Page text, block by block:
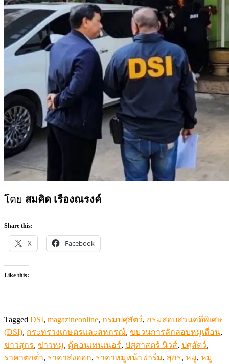
โดย สมคิด เรืองณรงค์
Share this:
X Facebook
Like this:
Tagged DSI, magazineonline, กรมปศุสัตว์, กรมสอบสวนคดีพิเศษ
(DSI), กระทรวงเกษตรและสหกรณ์, ขบวนการลักลอบหมูเถื่อน,
ข่าวสุกร, ข่าวหมู, ตู้คอนเทนเนอร์, ปศุศาสตร์ นิวส์, ปศุสัตว์,
ราคาตกต่ำ, ราคาส่งออก, ราคาหมูหน้าฟาร์ม, สุกร, หมู, หมู